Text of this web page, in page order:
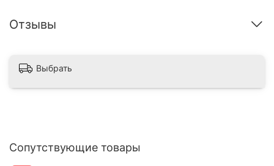
Отзывы
Выбрать
Сопутствующие товары